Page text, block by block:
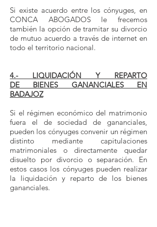
Si existe acuerdo entre los cónyuges, en
CONCA ABOGADOS le frecemos
también la opción de tramitar su divorcio
de mutuo acuerdo a través de internet en
todo el territorio nacional.
4.- LIQUIDACIÓN Y REPARTO
DE BIENES GANANCIALES EN
BADAJOZ
Si el régimen económico del matrimonio
fuera el de sociedad de gananciales,
pueden los cónyuges convenir un régimen
distinto mediante capitulaciones
matrimoniales o directamente quedar
disuelto por divorcio o separación. En
estos casos los cónyuges pueden realizar
la liquidación y reparto de los bienes
gananciales.